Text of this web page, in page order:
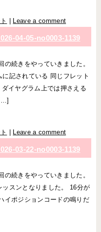
Leave a comment
04-05-­no0003-­1139
続きをやっていきました。
記されている 同じフレット
イヤグラム上では押さえる
Leave a comment
03-22-­no0003-­1139
続きをやっていきました。
スンとなりました。 16分が
イポジションコードの鳴りだ